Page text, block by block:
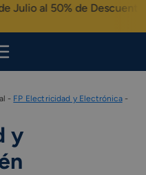
al 50% de Descuento
- FP Electricidad y Electrónica-
y